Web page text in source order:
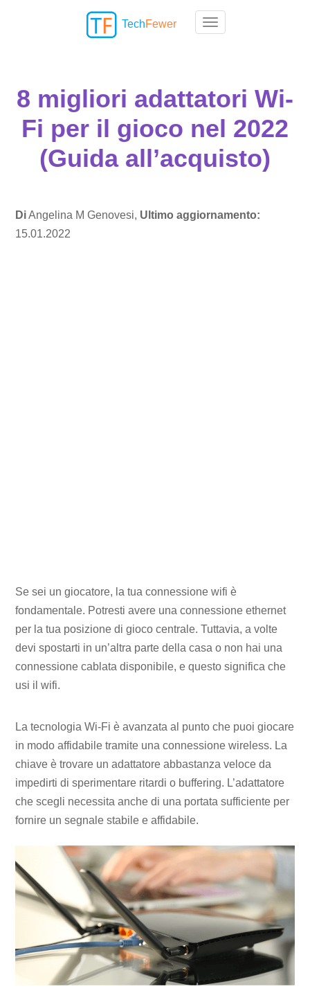
Toggle navigation
TechFewer
8 migliori adattatori Wi-
Fi per il gioco nel 2022
(Guida all’acquisto)
DiAngelina M Genovesi, Ultimo aggiornamento:
15.01.2022
Se sei un giocatore, la tua connessione wifi è
fondamentale. Potresti avere una connessione ethernet
per la tua posizione di gioco centrale. Tuttavia, a volte
devi spostarti in un’altra parte della casa o non hai una
connessione cablata disponibile, e questo significa che
usi il wifi.
La tecnologia Wi-Fi è avanzata al punto che puoi giocare
in modo affidabile tramite una connessione wireless. La
chiave è trovare un adattatore abbastanza veloce da
impedirti di sperimentare ritardi o buffering. L’adattatore
che scegli necessita anche di una portata sufficiente per
fornire un segnale stabile e affidabile.